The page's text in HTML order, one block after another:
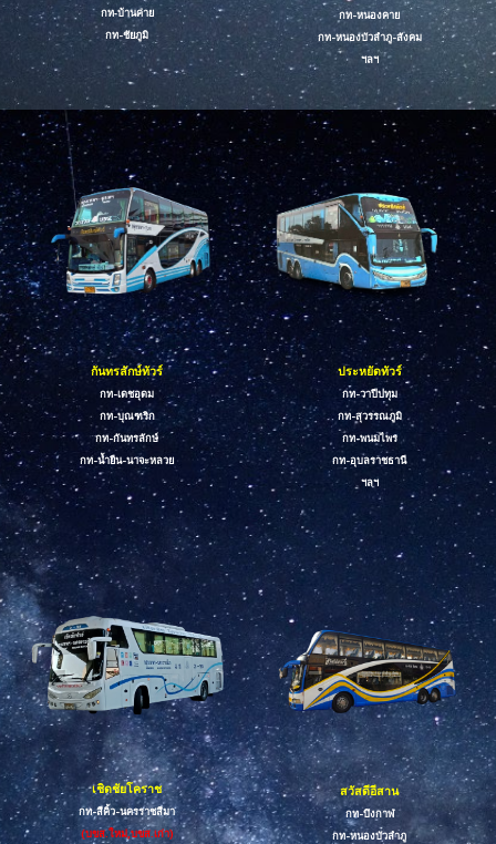
กท-บ้านค่าย
กท-ชัยภูมิ
กท-หนองคาย
กท-หนองบัวลำภู-สังคม
ฯลฯ
กันทรลักษ์ทัวร์
กท-เดชอุดม
กท-บุณฑริก
กท-กันทรลักษ์
กท-น้ำยืน-นาจะหลวย
ประหยัดทัวร์
กท-วาปีปทุม
กท-สุวรรณภูมิ
กท-พนมไพร
กท-อุบลราชธานี
ฯลฯ
เชิดชัยโคราช
กท-สีคิ้ว-นครราชสีมา
(บขส.ใหม่,บขส.เก่า)
สวัสดีอีสาน
กท-บึงกาฬ
กท-หนองบัวลำภู